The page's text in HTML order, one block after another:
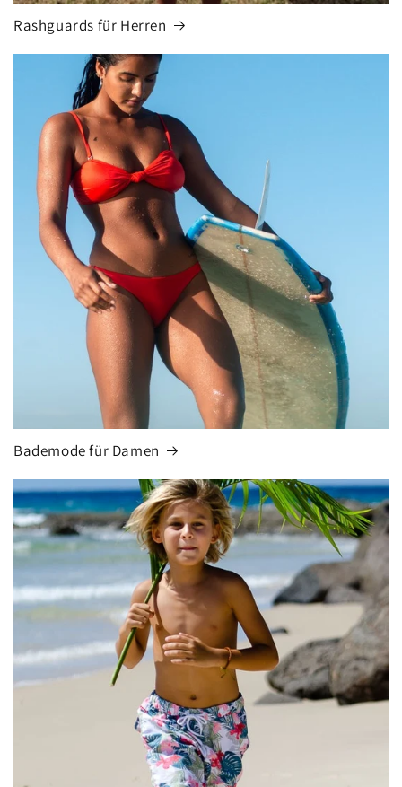
Rashguards für Herren
Bademode für Damen